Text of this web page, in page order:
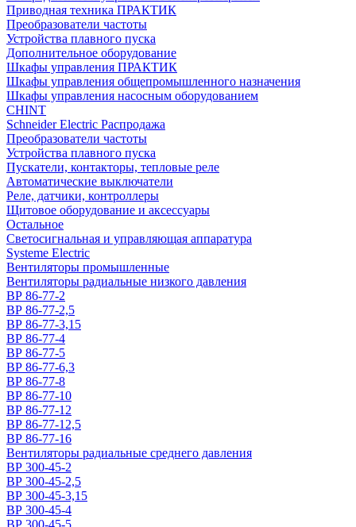
Приводная техника ПРАКТИК
Преобразователи частоты
Устройства плавного пуска
Дополнительное оборудование
Шкафы управления ПРАКТИК
Шкафы управления общепромышленного назначения
Шкафы управления насосным оборудованием
CHINT
Schneider Electric Распродажа
Преобразователи частоты
Устройства плавного пуска
Пускатели, контакторы, тепловые реле
Автоматические выключатели
Реле, датчики, контроллеры
Щитовое оборудование и аксессуары
Остальное
Светосигнальная и управляющая аппаратура
Systeme Electric
Вентиляторы промышленные
Вентиляторы радиальные низкого давления
ВР 86-77-2
ВР 86-77-2,5
ВР 86-77-3,15
ВР 86-77-4
ВР 86-77-5
ВР 86-77-6,3
ВР 86-77-8
ВР 86-77-10
ВР 86-77-12
ВР 86-77-12,5
ВР 86-77-16
Вентиляторы радиальные среднего давления
ВР 300-45-2
ВР 300-45-2,5
ВР 300-45-3,15
ВР 300-45-4
ВР 300-45-5